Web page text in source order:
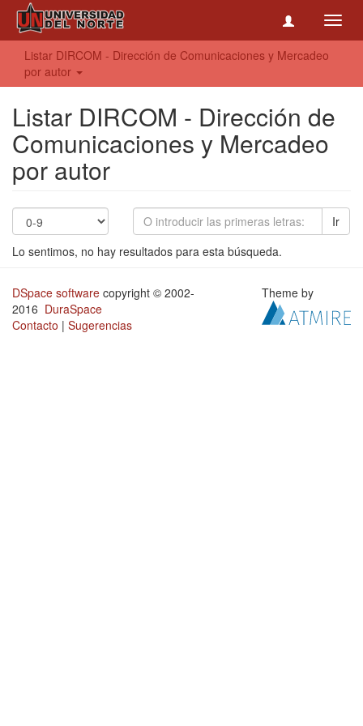
Listar DIRCOM - Dirección de Comunicaciones y Mercadeo
por autor
Listar DIRCOM - Dirección de
Comunicaciones y Mercadeo
por autor
Ir
Lo sentimos, no hay resultados para esta búsqueda.
DSpace software copyright © 2002-
2016 DuraSpace
Contacto | Sugerencias
Theme by